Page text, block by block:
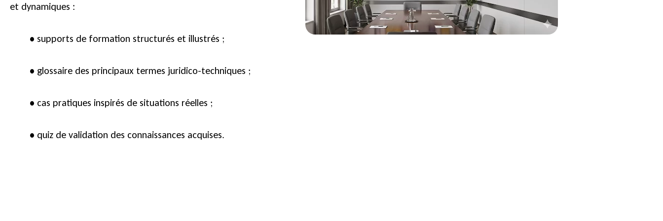
et dynamiques :
• supports de formation structurés et illustrés ;
• glossaire des principaux termes juridico-techniques ;
• cas pratiques inspirés de situations réelles ;
• quiz de validation des connaissances acquises.